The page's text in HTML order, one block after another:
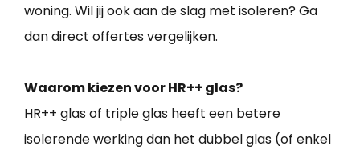
woning. Wil jij ook aan de slag met isoleren? Ga
dan direct offertes vergelijken.
Waarom kiezen voor HR++ glas?
HR++ glas of triple glas heeft een betere
isolerende werking dan het dubbel glas (of enkel